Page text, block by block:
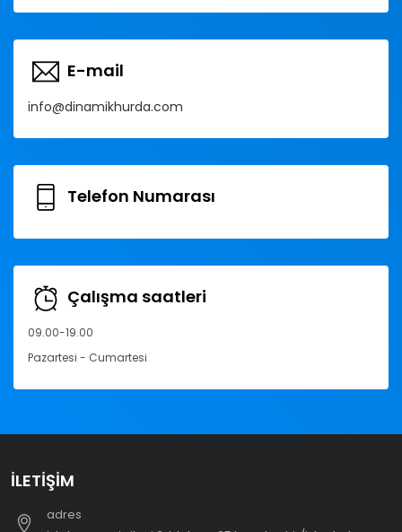
E-mail
info@dinamikhurda.com
Telefon Numarası
Çalışma saatleri
09.00-19.00
Pazartesi - Cumartesi
İLETIŞIM
adres